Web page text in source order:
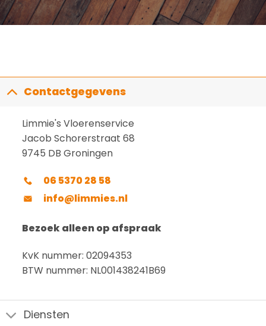
Contactgegevens
Limmie's Vloerenservice
Jacob Schorerstraat 68
9745 DB Groningen
06 5370 28 58
info@limmies.nl
Bezoek alleen op afspraak
KvK nummer: 02094353
BTW nummer: NL001438241B69
Diensten